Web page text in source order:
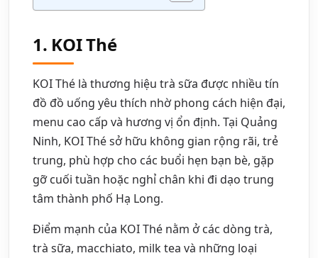
1. KOI Thé
KOI Thé là thương hiệu trà sữa được nhiều tín
đồ đồ uống yêu thích nhờ phong cách hiện đại,
menu cao cấp và hương vị ổn định. Tại Quảng
Ninh, KOI Thé sở hữu không gian rộng rãi, trẻ
trung, phù hợp cho các buổi hẹn bạn bè, gặp
gỡ cuối tuần hoặc nghỉ chân khi đi dạo trung
tâm thành phố Hạ Long.
Điểm mạnh của KOI Thé nằm ở các dòng trà,
trà sữa, macchiato, milk tea và những loại